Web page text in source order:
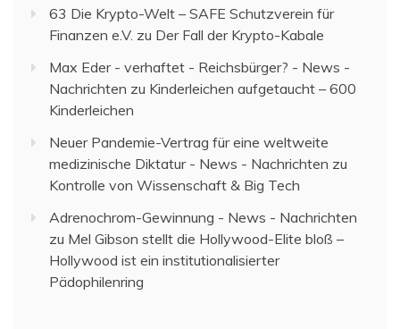
63 Die Krypto-Welt – SAFE Schutzverein für
Finanzen e.V. zu Der Fall der Krypto-Kabale
Max Eder - verhaftet - Reichsbürger? - News -
Nachrichten zu Kinderleichen aufgetaucht – 600
Kinderleichen
Neuer Pandemie-Vertrag für eine weltweite
medizinische Diktatur - News - Nachrichten zu
Kontrolle von Wissenschaft & Big Tech
Adrenochrom-Gewinnung - News - Nachrichten
zu Mel Gibson stellt die Hollywood-Elite bloß –
Hollywood ist ein institutionalisierter
Pädophilenring